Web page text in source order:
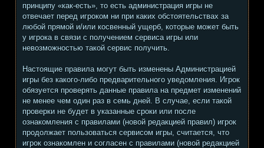
принципу «как-есть», то есть администрация игры не
отвечает перед игроком ни при каких обстоятельствах за
любой прямой и/или косвенный ущерб, которые может быть
у игрока в связи с получением сервиса игры или
невозможностью такой сервис получить.
Настоящие правила могут быть изменены Администрацией
игры без какого-либо предварительного уведомления. Игрок
обязуется проверять данные правила на предмет изменений
не менее чем один раз в семь дней. В случае, если такой
проверки не будет в указанные сроки или после
ознакомления с правилами (новой редакцией правил) игрок
продолжает пользоваться сервисом игры, считается, что
игрок ознакомлен и согласен с правилами (новой редакцией